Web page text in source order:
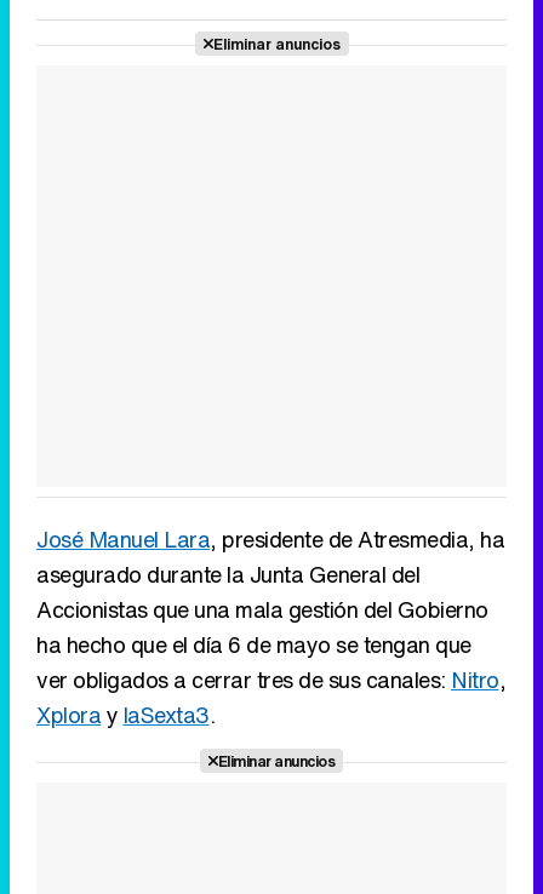
Eliminar anuncios
José Manuel Lara, presidente de Atresmedia, ha
asegurado durante la Junta General del
Accionistas que una mala gestión del Gobierno
ha hecho que el día 6 de mayo se tengan que
ver obligados a cerrar tres de sus canales: Nitro,
Xploray laSexta3.
Eliminar anuncios